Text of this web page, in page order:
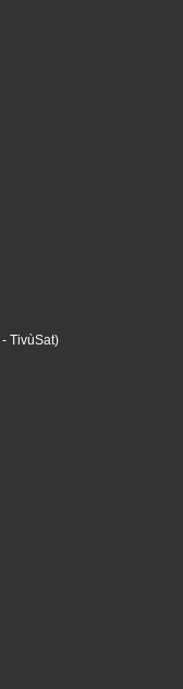
- TivùSat)